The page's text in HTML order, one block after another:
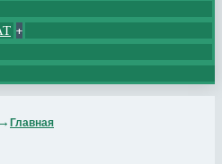
+
Главная